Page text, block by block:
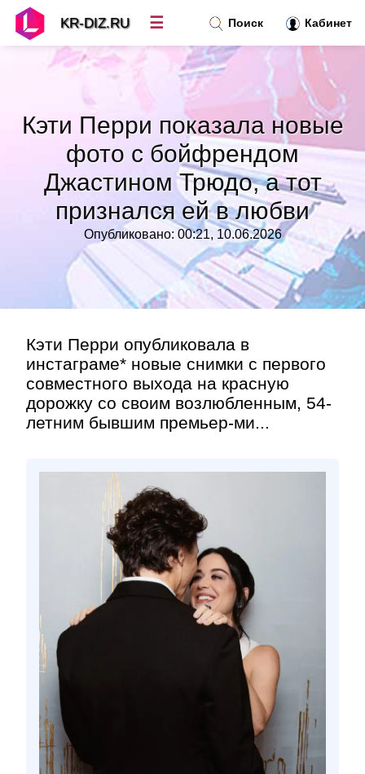
Кэти Перри показала новые
фото с бойфрендом
Джастином Трюдо, а тот
признался ей в любви
Опубликовано: 00:21, 10.06.2026
Кэти Перри опубликовала в
инстаграме* новые снимки с первого
совместного выхода на красную
дорожку со своим возлюбленным, 54-
летним бывшим премьер-ми...
Поиск Кабинет
KR-DIZ.RU ☰
Топ новостей »
Рубрики»
»
Контакт